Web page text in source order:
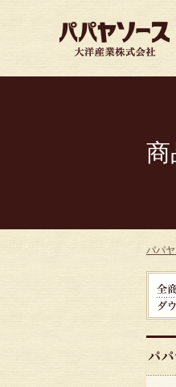
商
パパ